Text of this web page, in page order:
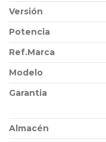
Versión
Potencia
Ref.Marca
Modelo
Garantia
Almacén